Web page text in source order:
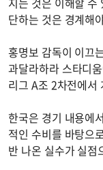
단하는 것은 경계해
홍명보 감독이 이끄
과달라하라 스타디
리그 A조 2차전에서
한국은 경기 내용에
적인 수비를 바탕으
반 나온 실수가 실점